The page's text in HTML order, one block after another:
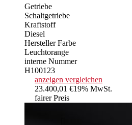
Getriebe
Schaltgetriebe
Kraftstoff
Diesel
Hersteller Farbe
Leuchtorange
interne Nummer
H100123
anzeigen vergleichen
23.400,01 €19% MwSt.
fairer Preis